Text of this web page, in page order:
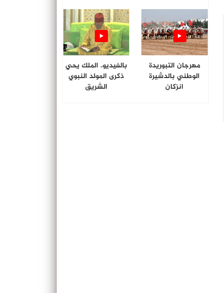
مهرجان التبوريدة
الوطني بالدشيرة
انزكان
بالفيديو. الملك يحي
ذكرى المولد النبوي
الشريق